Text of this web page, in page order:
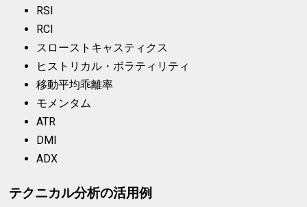
RSI
RCI
スローストキャスティクス
ヒストリカル・ボラティリティ
移動平均乖離率
モメンタム
ATR
DMI
ADX
テクニカル分析の活用例